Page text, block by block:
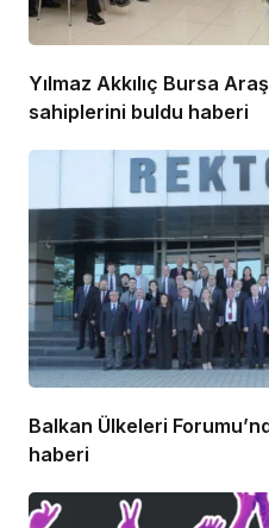
Yılmaz Akkılıç Bursa
sahiplerini buldu haberi
Balkan Ülkeleri
haberi